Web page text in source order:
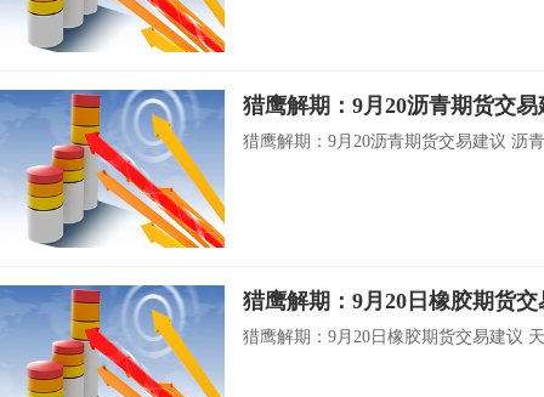
猎鹰解期：9月20沥青期货交易
猎鹰解期：9月20沥青期货交易建议 沥
猎鹰解期：9月20日橡胶期货交
猎鹰解期：9月20日橡胶期货交易建议